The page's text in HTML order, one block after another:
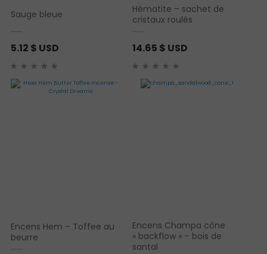
Sauge bleue
5.12 $ USD
Hématite – sachet de
cristaux roulés
14.65 $ USD
Encens Hem – Toffee au
beurre
Encens Champa cône
« backflow » – bois de
santal